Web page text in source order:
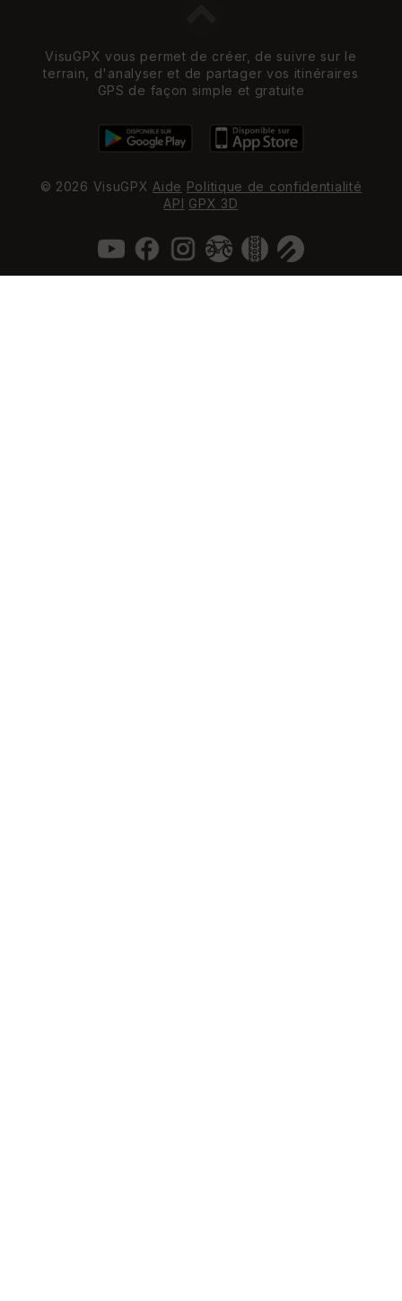
VisuGPX vous permet de créer, de suivre sur le
terrain, d'analyser et de partager vos itinéraires
GPS de façon simple et gratuite
© 2026 VisuGPX Aide Politique de confidentialité
API GPX 3D